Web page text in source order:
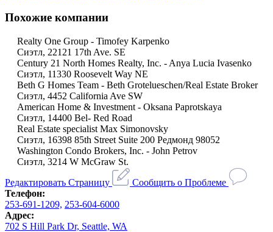
Похожие компании
Realty One Group - Timofey Karpenko
Сиэтл, 22121 17th Ave. SE
Century 21 North Homes Realty, Inc. - Anya Lucia Ivasenko
Сиэтл, 11330 Roosevelt Way NE
Beth G Homes Team - Beth Grotelueschen/Real Estate Broker
Сиэтл, 4452 California Ave SW
American Home & Investment - Oksana Paprotskaya
Сиэтл, 14400 Bel- Red Road
Real Estate specialist Max Simonovsky
Сиэтл, 16398 85th Street Suite 200 Редмонд 98052
Washington Condo Brokers, Inc. - John Petrov
Сиэтл, 3214 W McGraw St.
Редактировать Страницу
Сообщить о Проблеме
Телефон:
253-691-1209, 253-604-6000
Адрес:
702 S Hill Park Dr, Seattle, WA